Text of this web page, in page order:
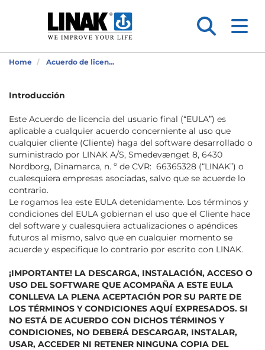
Home Acuerdo de licen...
Introducción
Este Acuerdo de licencia del usuario final (“EULA”) es
aplicable a cualquier acuerdo concerniente al uso que
cualquier cliente (Cliente) haga del software desarrollado o
suministrado por LINAK A/S, Smedevænget 8, 6430
Nordborg, Dinamarca, n. º de CVR: 66365328 (“LINAK”) o
cualesquiera empresas asociadas, salvo que se acuerde lo
contrario.
Le rogamos lea este EULA detenidamente. Los términos y
condiciones del EULA gobiernan el uso que el Cliente hace
del software y cualesquiera actualizaciones o apéndices
futuros al mismo, salvo que en cualquier momento se
acuerde y especifique lo contrario por escrito con LINAK.
¡IMPORTANTE! LA DESCARGA, INSTALACIÓN, ACCESO O
USO DEL SOFTWARE QUE ACOMPAÑA A ESTE EULA
CONLLEVA LA PLENA ACEPTACIÓN POR SU PARTE DE
LOS TÉRMINOS Y CONDICIONES AQUÍ EXPRESADOS. SI
NO ESTÁ DE ACUERDO CON DICHOS TÉRMINOS Y
CONDICIONES, NO DEBERÁ DESCARGAR, INSTALAR,
USAR, ACCEDER NI RETENER NINGUNA COPIA DEL